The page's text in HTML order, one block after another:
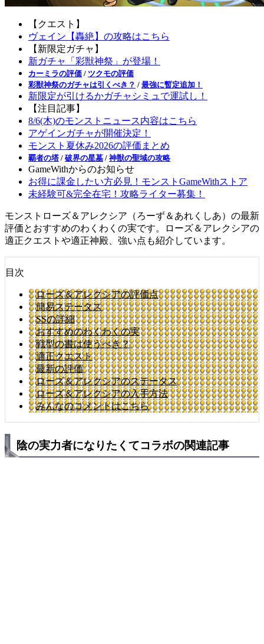
【クエスト】
ヴェイン【轟絶】の攻略はこちら
【新限定ガチャ】
新ガチャ「彩獣神祭」が登場！
カーミラの評価 / ツクモの評価
彩獣神祭のガチャは引くべき？ / 最強に暫定追加！
新限定が引けるかガチャシミュで運試し！
【注目記事】
8/6(木)のモンストニュース内容はこちら
アゲインガチャが開催決定！
モンスト夏休み2026の評価まとめ
覇者の塔 / 破界の星墓 / 神獣の聖域の攻略
GameWithからのお知らせ
お得に課金したい方必見！モンストGameWithストア
未経験可&完全在宅！攻略ライター募集！
モンストローズ＆アレクシア（ろーず＆あれくしあ）の最新
評価とおすすめのわくわくの実です。ローズ＆アレクシアの
適正クエストや適正神殿、強い点も紹介しています。
目次
ローズ＆アレクシアの評価点
簡易ステータス
SSの詳細
おすすめのわくわくの実
戦型の書は使うべき？
適正クエスト
最新の評価
ローズ＆アレクシアのステータス
ローズ＆アレクシアの入手方法
みんなのコメントはこちら
陰の実力者になりたくてコラボの関連記事